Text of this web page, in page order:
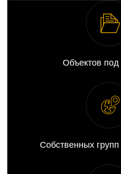
Объектов
Собственных